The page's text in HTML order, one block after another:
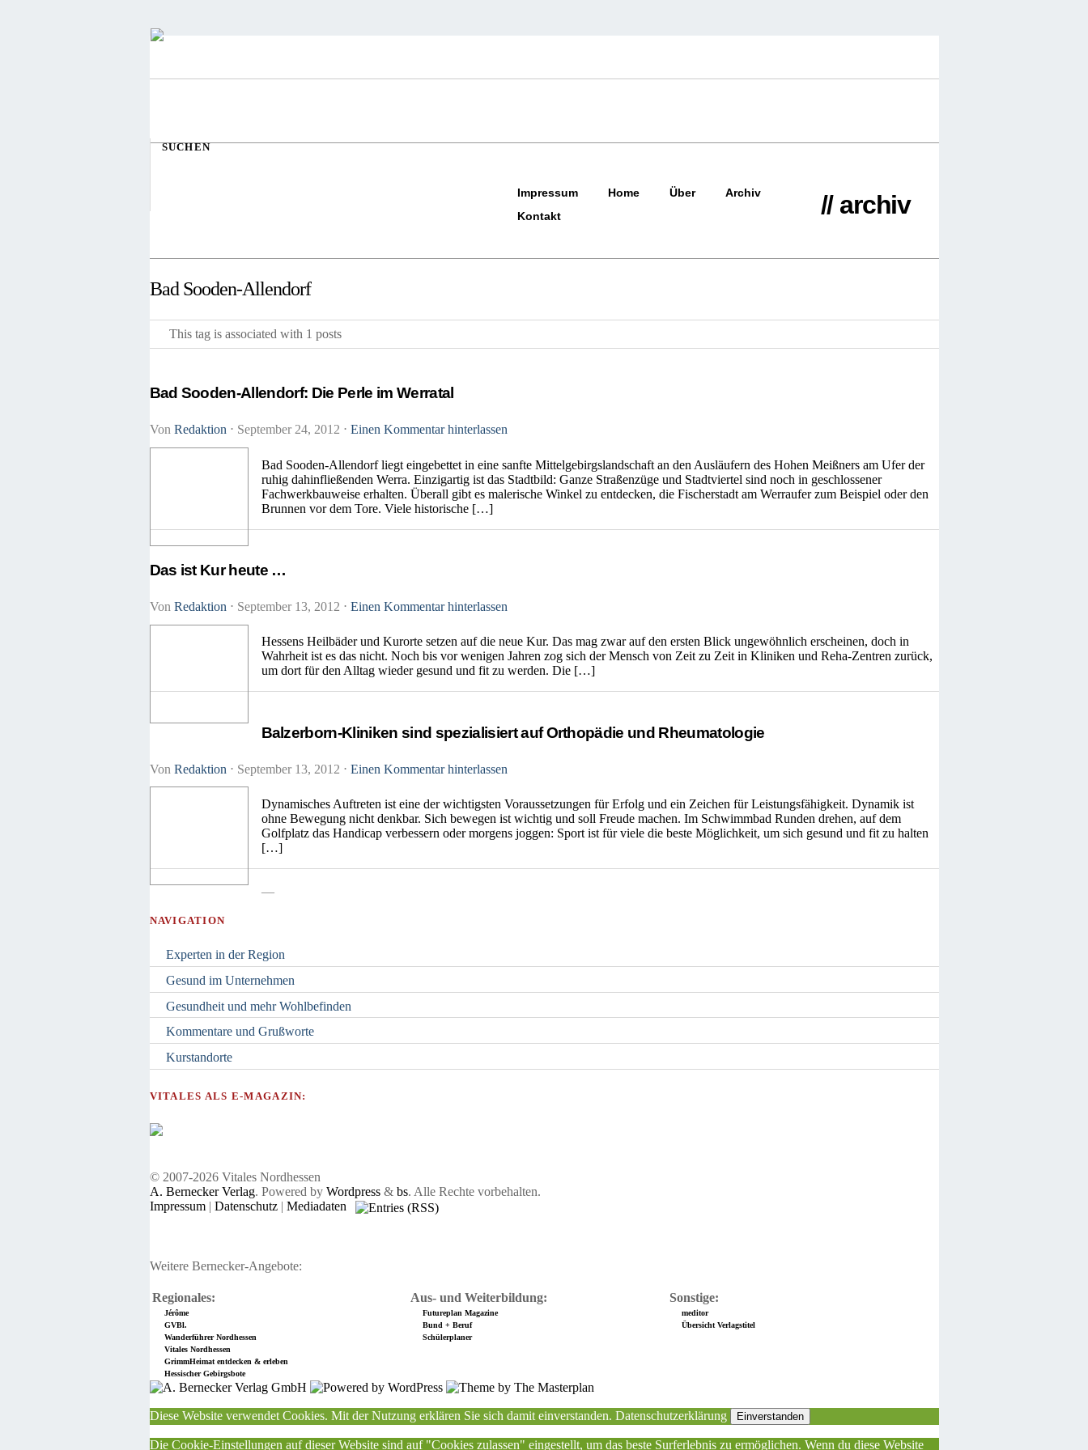
SUCHEN
Impressum Home Über
Archiv
Kontakt
// archiv
Bad Sooden-Allendorf
This tag is associated with 1 posts
Bad Sooden-Allendorf: Die Perle im Werratal
Von Redaktion ⋅ September 24, 2012 ⋅ Einen Kommentar hinterlassen
Bad Sooden-Allendorf liegt eingebettet in eine sanfte Mittelgebirgslandschaft an den Ausläufern des Hohen Meißners am Ufer der
ruhig dahinfließenden Werra. Einzigartig ist das Stadtbild: Ganze Straßenzüge und Stadtviertel sind noch in geschlossener
Fachwerkbauweise erhalten. Überall gibt es malerische Winkel zu entdecken, die Fischerstadt am Werraufer zum Beispiel oder den
Brunnen vor dem Tore. Viele historische […]
Das ist Kur heute …
Von Redaktion ⋅ September 13, 2012 ⋅ Einen Kommentar hinterlassen
Hessens Heilbäder und Kurorte setzen auf die neue Kur. Das mag zwar auf den ersten Blick ungewöhnlich erscheinen, doch in
Wahrheit ist es das nicht. Noch bis vor wenigen Jahren zog sich der Mensch von Zeit zu Zeit in Kliniken und Reha-Zentren zurück,
um dort für den Alltag wieder gesund und fit zu werden. Die […]
Balzerborn-Kliniken sind spezialisiert auf Orthopädie und Rheumatologie
Von Redaktion ⋅ September 13, 2012 ⋅ Einen Kommentar hinterlassen
Dynamisches Auftreten ist eine der wichtigsten Voraussetzungen für Erfolg und ein Zeichen für Leistungsfähigkeit. Dynamik ist
ohne Bewegung nicht denkbar. Sich bewegen ist wichtig und soll Freude machen. Im Schwimmbad Runden drehen, auf dem
Golfplatz das Handicap verbessern oder morgens joggen: Sport ist für viele die beste Möglichkeit, um sich gesund und fit zu halten
[…]
—
NAVIGATION
Experten in der Region
Gesund im Unternehmen
Gesundheit und mehr Wohlbefinden
Kommentare und Grußworte
Kurstandorte
VITALES ALS E-MAGAZIN:
© 2007-2026 Vitales Nordhessen
A. Bernecker Verlag. Powered by Wordpress& bs. Alle Rechte vorbehalten.
Impressum| Datenschutz| Mediadaten
Weitere Bernecker-Angebote:
Regionales: Aus- und Weiterbildung: Sonstige:
Jérôme Futureplan Magazine
meditor
GVBl.
Bund + Beruf
Übersicht Verlagstitel
Wanderführer Nordhessen
Schülerplaner
Vitales Nordhessen
GrimmHeimat entdecken & erleben
Hessischer Gebirgsbote
Diese Website verwendet Cookies. Mit der Nutzung erklären Sie sich damit einverstanden. Datenschutzerklärung Einverstanden
Die Cookie-Einstellungen auf dieser Website sind auf "Cookies zulassen" eingestellt, um das beste Surferlebnis zu ermöglichen. Wenn du diese Website